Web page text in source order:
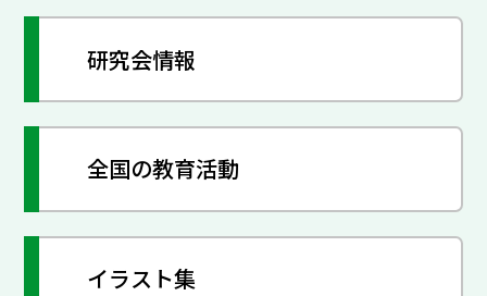
研究会情報
全国の教育活動
イラスト集